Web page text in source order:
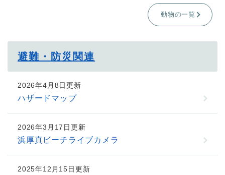
動物の一覧
避難・防災関連
2026年4月8日更新
ハザードマップ
2026年3月17日更新
浜厚真ビーチライブカメラ
2025年12月15日更新